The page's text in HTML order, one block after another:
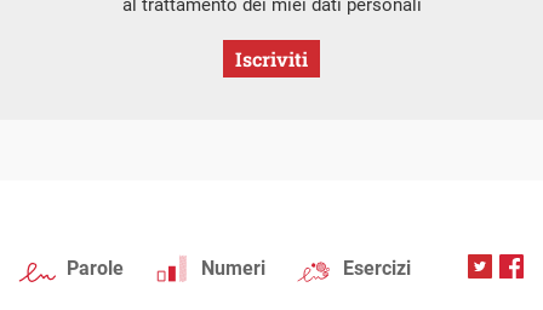
al trattamento dei miei dati personali
Iscriviti
Parole Numeri Esercizi